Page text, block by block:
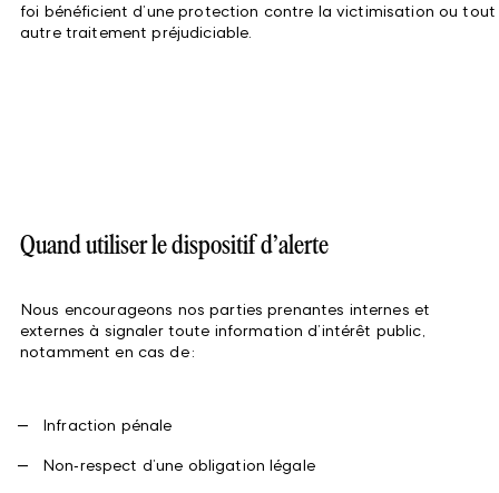
foi bénéficient d’une protection contre la victimisation ou tout
autre traitement préjudiciable.
Quand utiliser le dispositif d’alerte
Nous encourageons nos parties prenantes internes et
externes à signaler toute information d’intérêt public,
notamment en cas de :
Infraction pénale
Non‑respect d’une obligation légale